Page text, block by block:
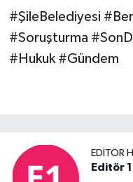
#ŞileBelediyesi
#Soruşturma
#Hukuk #Gündem
EDITÖR
Editör